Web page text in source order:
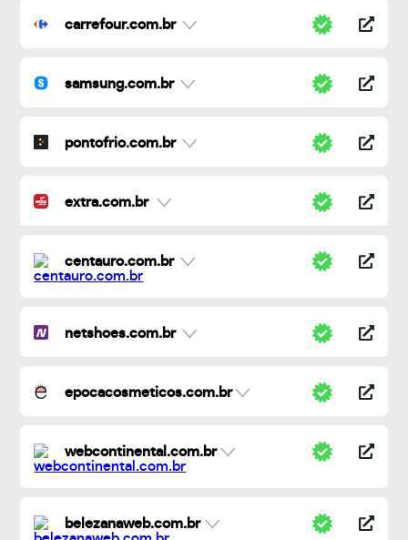
carrefour.com.br
samsung.com.br
pontofrio.com.br
extra.com.br
centauro.com.br
netshoes.com.br
epocacosmeticos.com.br
webcontinental.com.br
belezanaweb.com.br